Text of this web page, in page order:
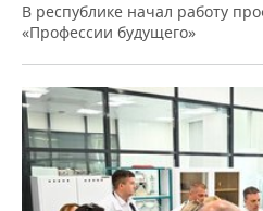
В республике начал работу
«Профессии будущего»